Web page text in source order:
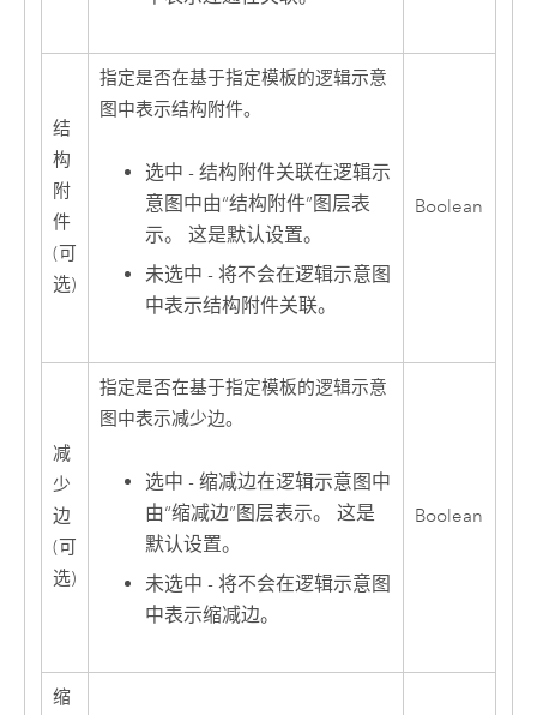
结
构
附
件
(可
选)
指定是否在基于指定模板的逻辑示意
图中表示结构附件。
选中 - 结构附件关联在逻辑示
意图中由“结构附件”图层表
示。 这是默认设置。
未选中 - 将不会在逻辑示意图
中表示结构附件关联。
Boolean
减
少
边
(可
选)
指定是否在基于指定模板的逻辑示意
图中表示减少边。
选中 - 缩减边在逻辑示意图中
由“缩减边”图层表示。 这是
默认设置。
未选中 - 将不会在逻辑示意图
中表示缩减边。
Boolean
缩